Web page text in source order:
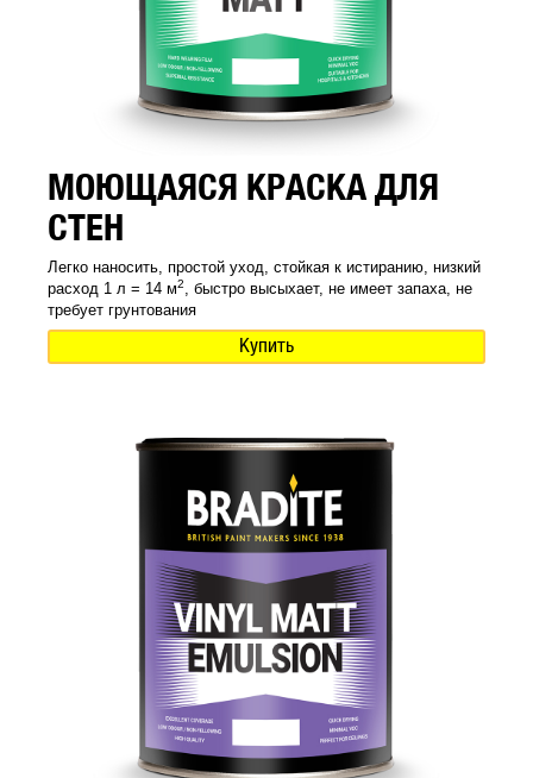
МОЮЩАЯСЯ КРАСКА ДЛЯ
СТЕН
Легко наносить, простой уход, стойкая к истиранию, низкий
расход 1 л = 14 м2
, быстро высыхает, не имеет запаха, не
требует грунтования
Купить